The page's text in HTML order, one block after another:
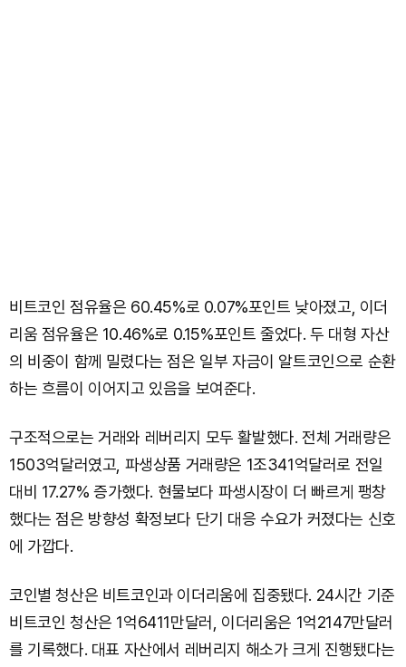
비트코인 점유율은 60.45%로 0.07%포인트 낮아졌고, 이더
리움 점유율은 10.46%로 0.15%포인트 줄었다. 두 대형 자산
의 비중이 함께 밀렸다는 점은 일부 자금이 알트코인으로 순환
하는 흐름이 이어지고 있음을 보여준다.
구조적으로는 거래와 레버리지 모두 활발했다. 전체 거래량은
1503억달러였고, 파생상품 거래량은 1조341억달러로 전일
대비 17.27% 증가했다. 현물보다 파생시장이 더 빠르게 팽창
했다는 점은 방향성 확정보다 단기 대응 수요가 커졌다는 신호
에 가깝다.
코인별 청산은 비트코인과 이더리움에 집중됐다. 24시간 기준
비트코인 청산은 1억6411만달러, 이더리움은 1억2147만달러
를 기록했다. 대표 자산에서 레버리지 해소가 크게 진행됐다는